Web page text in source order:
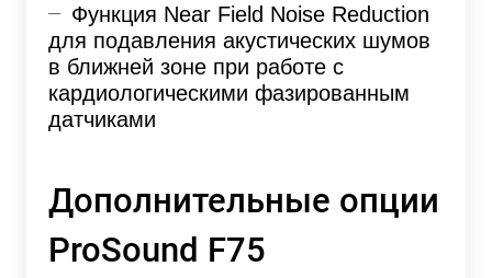
Функция Near Field Noise Reduction
для подавления акустических шумов
в ближней зоне при работе с
кардиологическими фазированным
датчиками
Дополнительные опции
ProSound F75